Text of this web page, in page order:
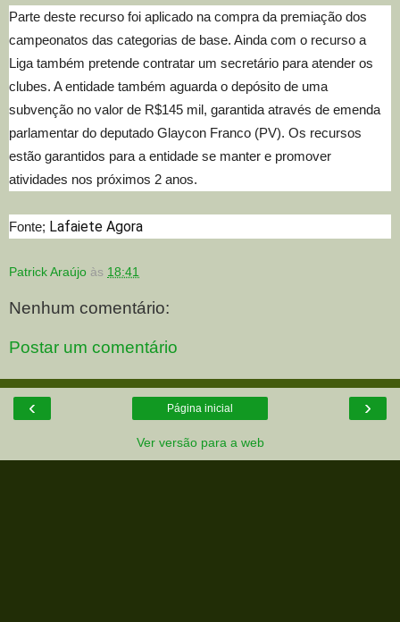
Parte deste recurso foi aplicado na compra da premiação dos
campeonatos das categorias de base. Ainda com o recurso a
Liga também pretende contratar um secretário para atender os
clubes. A entidade também aguarda o depósito de uma
subvenção no valor de R$145 mil, garantida através de emenda
parlamentar do deputado Glaycon Franco (PV). Os recursos
estão garantidos para a entidade se manter e promover
atividades nos próximos 2 anos.
Fonte; Lafaiete Agora
Patrick Araújo às 18:41
Nenhum comentário:
Postar um comentário
‹ ›
Página inicial
Ver versão para a web